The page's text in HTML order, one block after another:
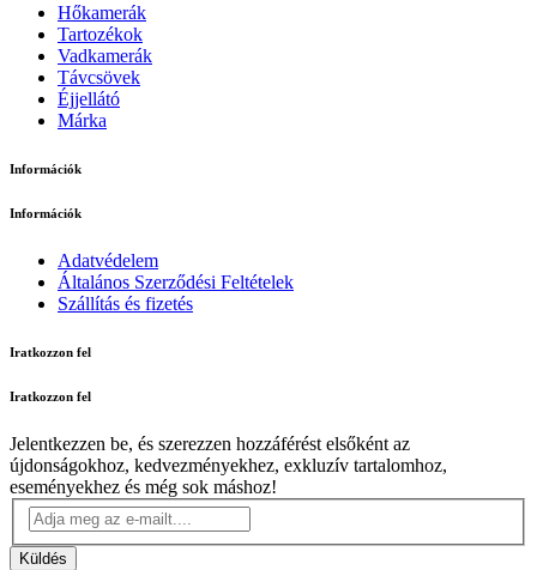
Hőkamerák
Tartozékok
Vadkamerák
Távcsövek
Éjjellátó
Márka
Információk
Információk
Adatvédelem
Általános Szerződési Feltételek
Szállítás és fizetés
Iratkozzon fel
Iratkozzon fel
Jelentkezzen be, és szerezzen hozzáférést elsőként az
újdonságokhoz, kedvezményekhez, exkluzív tartalomhoz,
eseményekhez és még sok máshoz!
Küldés